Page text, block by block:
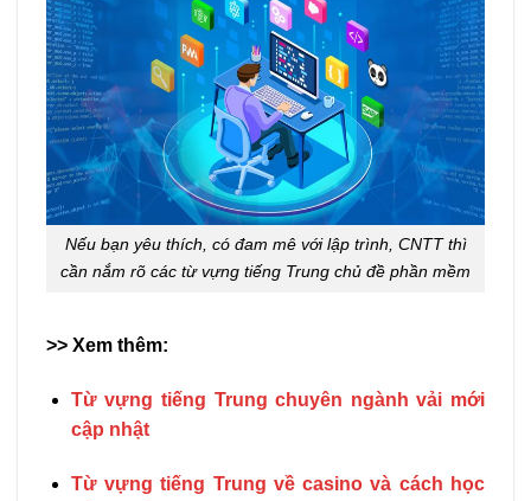
Nếu bạn yêu thích, có đam mê với lập trình, CNTT thì
cần nắm rõ các từ vựng tiếng Trung chủ đề phần mềm
>> Xem thêm:
Từ vựng tiếng Trung chuyên ngành vải mới
cập nhật
Từ vựng tiếng Trung về casino và cách học